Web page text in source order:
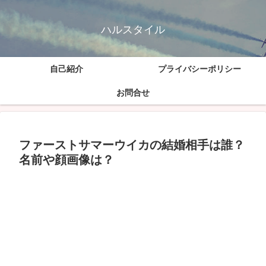
ハルスタイル
自己紹介 プライバシーポリシー
お問合せ
ファーストサマーウイカの結婚相手は誰？
名前や顔画像は？